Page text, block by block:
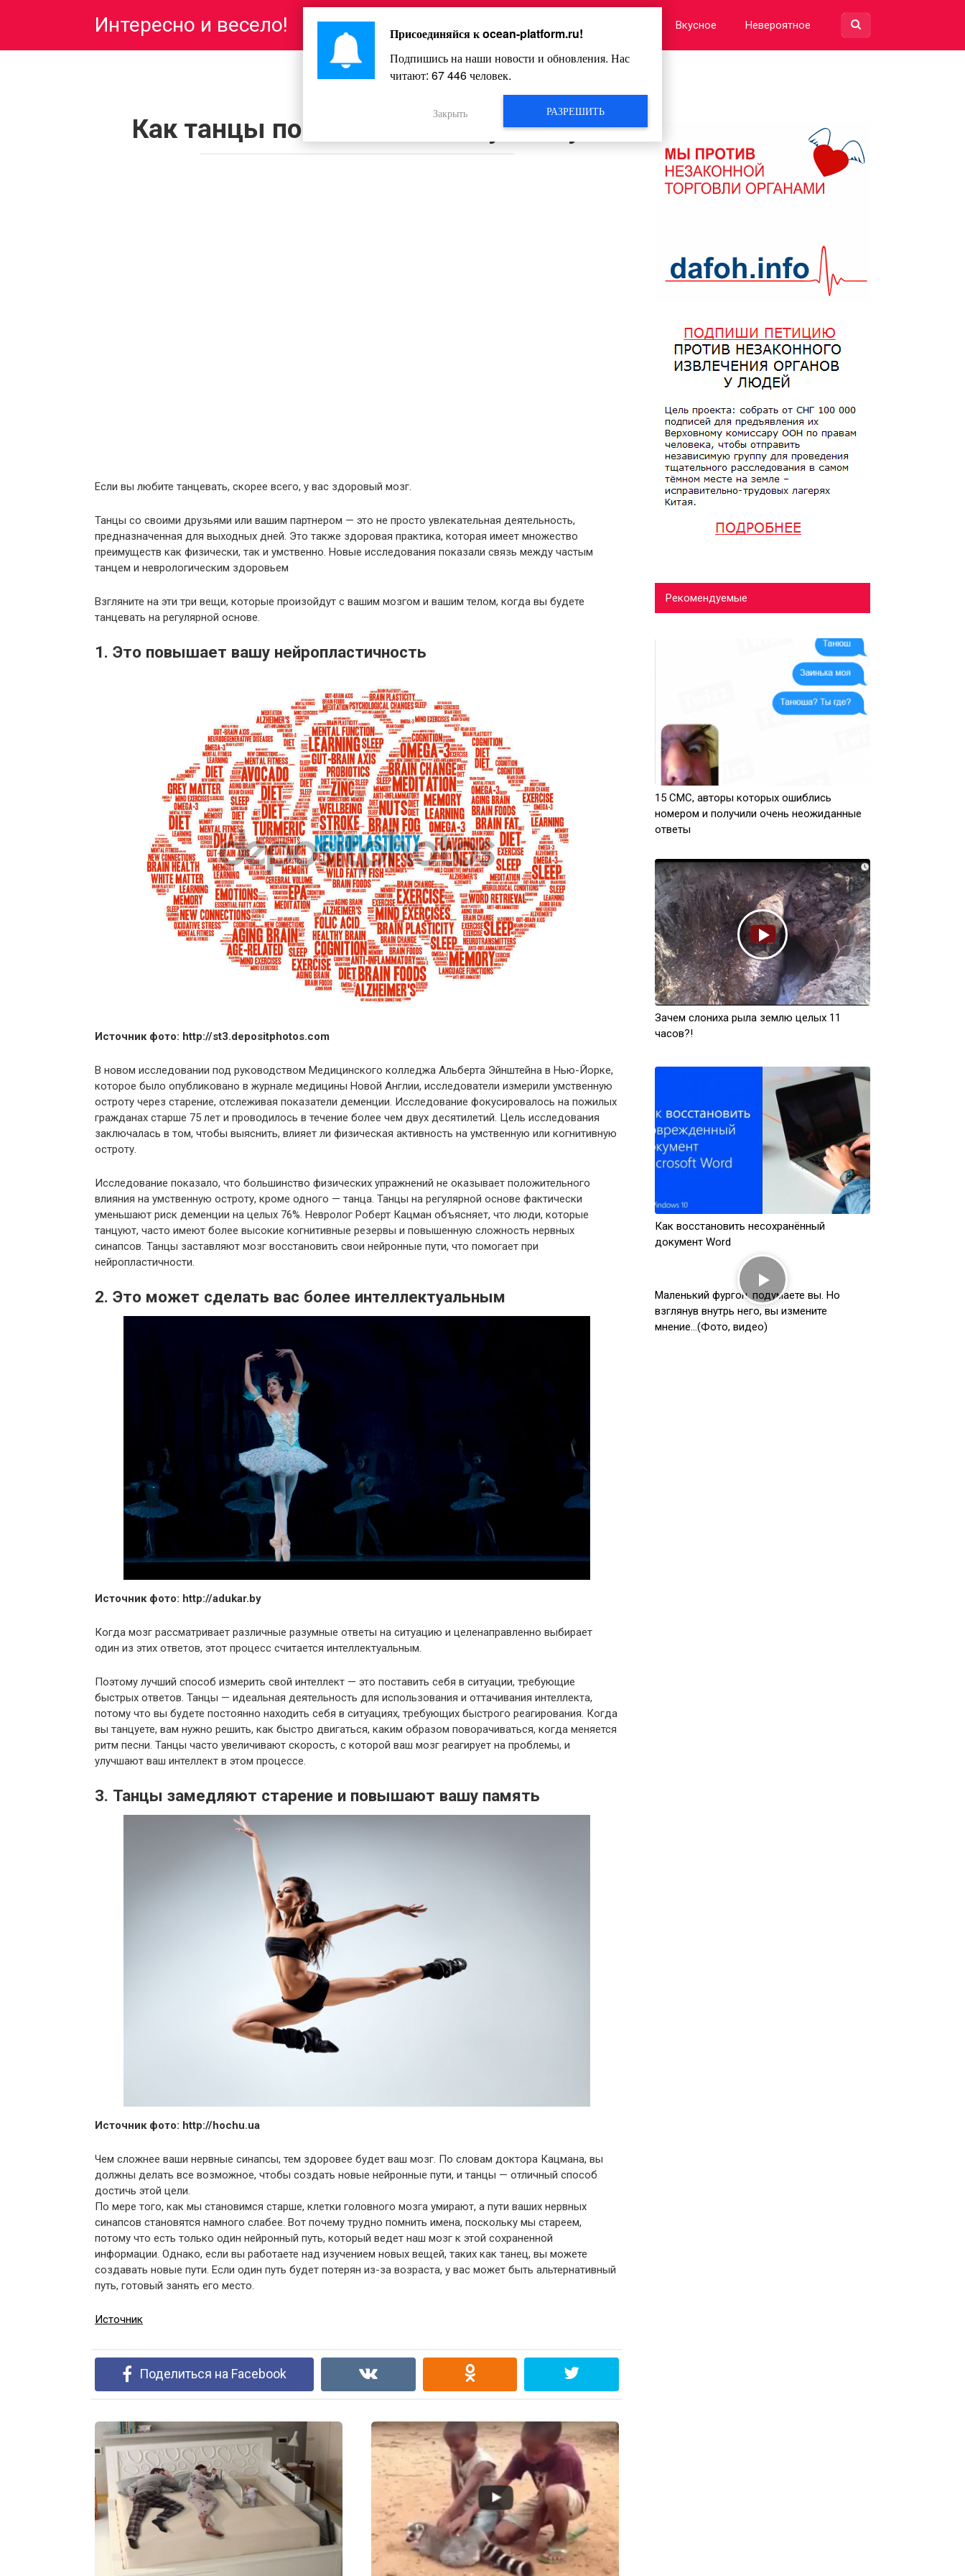
Интересно и весело! Главная Вкусное Невероятное
Как танцы помогают вашему мозгу
Если вы любите танцевать, скорее всего, у вас здоровый мозг.
Танцы со своими друзьями или вашим партнером — это не просто увлекательная деятельность,
предназначенная для выходных дней. Это также здоровая практика, которая имеет множество
преимуществ как физически, так и умственно. Новые исследования показали связь между частым
танцем и неврологическим здоровьем
Взгляните на эти три вещи, которые произойдут с вашим мозгом и вашим телом, когда вы будете
танцевать на регулярной основе.
1. Это повышает вашу нейропластичность
Источник фото: http://st3.depositphotos.com
В новом исследовании под руководством Медицинского колледжа Альберта Эйнштейна в Нью-Йорке,
которое было опубликовано в журнале медицины Новой Англии, исследователи измерили умственную
остроту через старение, отслеживая показатели деменции. Исследование фокусировалось на пожилых
гражданах старше 75 лет и проводилось в течение более чем двух десятилетий. Цель исследования
заключалась в том, чтобы выяснить, влияет ли физическая активность на умственную или когнитивную
остроту.
Исследование показало, что большинство физических упражнений не оказывает положительного
влияния на умственную остроту, кроме одного — танца. Танцы на регулярной основе фактически
уменьшают риск деменции на целых 76%. Невролог Роберт Кацман объясняет, что люди, которые
танцуют, часто имеют более высокие когнитивные резервы и повышенную сложность нервных
синапсов. Танцы заставляют мозг восстановить свои нейронные пути, что помогает при
нейропластичности.
2. Это может сделать вас более интеллектуальным
Источник фото: http://adukar.by
Когда мозг рассматривает различные разумные ответы на ситуацию и целенаправленно выбирает
один из этих ответов, этот процесс считается интеллектуальным.
Поэтому лучший способ измерить свой интеллект — это поставить себя в ситуации, требующие
быстрых ответов. Танцы — идеальная деятельность для использования и оттачивания интеллекта,
потому что вы будете постоянно находить себя в ситуациях, требующих быстрого реагирования. Когда
вы танцуете, вам нужно решить, как быстро двигаться, каким образом поворачиваться, когда меняется
ритм песни. Танцы часто увеличивают скорость, с которой ваш мозг реагирует на проблемы, и
улучшают ваш интеллект в этом процессе.
3. Танцы замедляют старение и повышают вашу память
Источник фото: http://hochu.ua
Чем сложнее ваши нервные синапсы, тем здоровее будет ваш мозг. По словам доктора Кацмана, вы
должны делать все возможное, чтобы создать новые нейронные пути, и танцы — отличный способ
достичь этой цели.
По мере того, как мы становимся старше, клетки головного мозга умирают, а пути ваших нервных
синапсов становятся намного слабее. Вот почему трудно помнить имена, поскольку мы стареем,
потому что есть только один нейронный путь, который ведет наш мозг к этой сохраненной
информации. Однако, если вы работаете над изучением новых вещей, таких как танец, вы можете
создавать новые пути. Если один путь будет потерян из-за возраста, у вас может быть альтернативный
путь, готовый занять его место.
Источник
Поделиться на Facebook
Рекомендуемые
15 СМС, авторы которых ошиблись
номером и получили очень неожиданные
ответы
Зачем слониха рыла землю целых 11
часов?!
Как восстановить несохранённый
документ Word
Маленький фургон, подумаете вы. Но
взглянув внутрь него, вы измените
мнение…(Фото, видео)
Присоединяйся кocean-platform.ru!
Подпишись на наши новости и обновления. Нас
читают: 67 446человек.
РАЗРЕШИТЬ
Закрыть